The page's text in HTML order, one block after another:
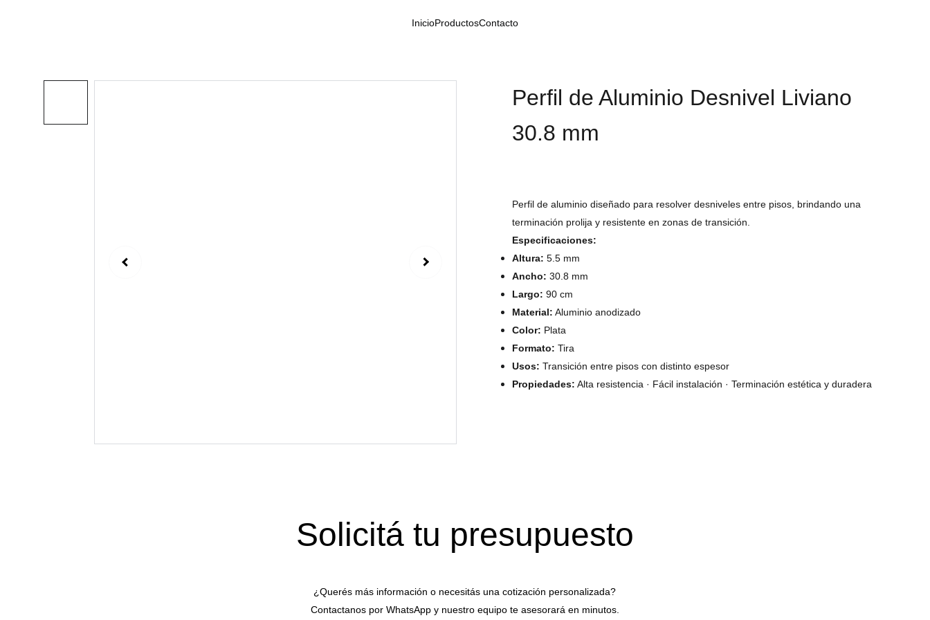
InicioProductosContacto
Perfil de Aluminio Desnivel Liviano
30.8 mm
Perfil de aluminio diseñado para resolver desniveles entre pisos, brindando una
terminación prolija y resistente en zonas de transición.
Especificaciones:
Altura: 5.5 mm
Ancho: 30.8 mm
Largo: 90 cm
Material: Aluminio anodizado
Color: Plata
Formato: Tira
Usos: Transición entre pisos con distinto espesor
Propiedades: Alta resistencia · Fácil instalación · Terminación estética y duradera
Solicitá tu presupuesto
¿Querés más información o necesitás una cotización personalizada?
Contactanos por WhatsApp y nuestro equipo te asesorará en minutos.